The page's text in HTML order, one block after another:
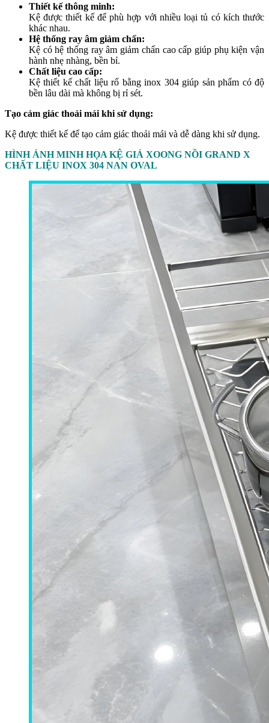
Thiết kế thông minh:
Kệ được thiết kế để phù hợp với nhiều loại tủ có kích thước
khác nhau.
Hệ thống ray âm giảm chấn:
Kệ có hệ thống ray âm giảm chấn cao cấp giúp phụ kiện vận
hành nhẹ nhàng, bền bỉ.
Chất liệu cao cấp:
Kệ thiết kế chất liệu rổ bằng inox 304 giúp sản phẩm có độ
bền lâu dài mà không bị rỉ sét.
Tạo cảm giác thoải mái khi sử dụng:
Kệ được thiết kế để tạo cảm giác thoải mái và dễ dàng khi sử dụng.
HÌNH ẢNH MINH HỌA KỆ GIÁ XOONG NỒI GRAND X
CHẤT LIỆU INOX 304 NAN OVAL